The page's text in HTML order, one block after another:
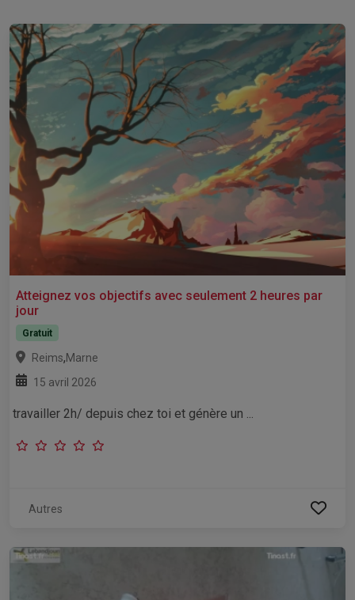
Atteignez vos objectifs avec seulement 2 heures par
jour
Gratuit
Reims,Marne
15 avril 2026
travailler 2h/ depuis chez toi et génère un ...
Autres